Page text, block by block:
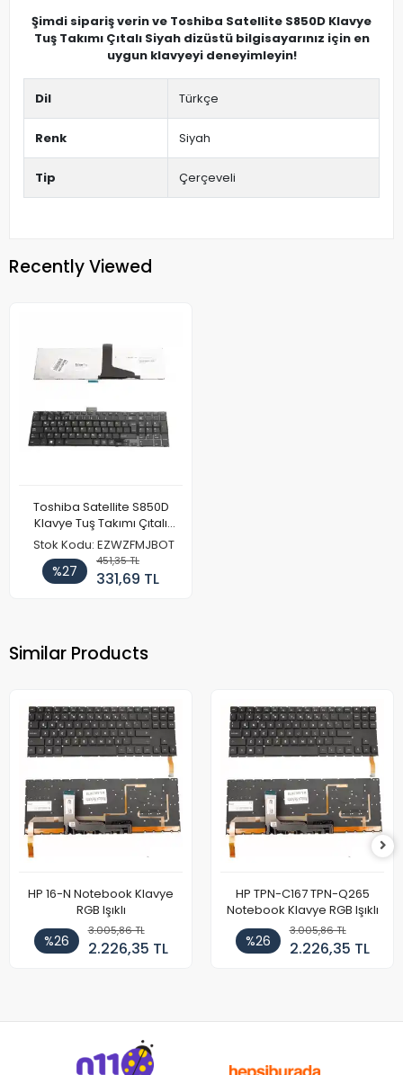
Şimdi sipariş verin ve Toshiba Satellite S850D Klavye
Tuş Takımı Çıtalı Siyah dizüstü bilgisayarınız için en
uygun klavyeyi deneyimleyin!
Dil Türkçe
Renk Siyah
Tip Çerçeveli
Recently Viewed
Toshiba Satellite S850D
Klavye Tuş Takımı Çıtalı
Siyah
Stok Kodu: EZWZFMJBOT
%27
451,35 TL
331,69 TL
Similar Products
HP 16-N Notebook Klavye
RGB Işıklı
%26
3.005,86 TL
2.226,35 TL
HP TPN-C167 TPN-Q265
Notebook Klavye RGB Işıklı
%26
3.005,86 TL
2.226,35 TL